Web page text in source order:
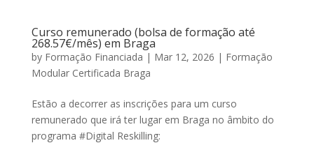
Curso remunerado (bolsa de formação até
268.57€/mês) em Braga
by Formação Financiada | Mar 12, 2026 | Formação
Modular Certificada Braga
Estão a decorrer as inscrições para um curso
remunerado que irá ter lugar em Braga no âmbito do
programa #Digital Reskilling: